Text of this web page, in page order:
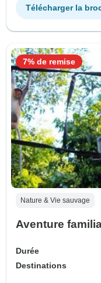
Télécharger la
Nature & Vie sauvage
Aventure
Durée
Destinations
7% de remise